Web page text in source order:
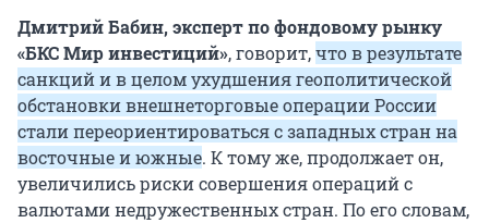
Дмитрий Бабин, эксперт по фондовому рынку
«БКС Мир инвестиций», говорит,что в результате
санкций и в целом ухудшения геополитической
обстановки внешнеторговые операции России
стали переориентироваться с западных стран на
восточные и южные. К тому же, продолжает он,
увеличились риски совершения операций с
валютами недружественных стран. По его словам,